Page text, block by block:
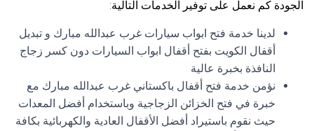
الجودة كم نعمل على توفير الخدمات التالية:
لدينا خدمة فتح ابواب سيارات غرب عبدالله مبارك و تبديل
أقفال الكويت بفتح أقفال ابواب السيارات دون كسر زجاج
النافذة بخبرة عالية
نؤمن خدمة فتح أقفال باكستاني غرب عبدالله مبارك مع
خبرة في فتح الخزائن الزجاجية وباستخدام أفضل المعدات
حيث نقوم باستيراد أفضل الأقفال العادية والكهربائية بكافة